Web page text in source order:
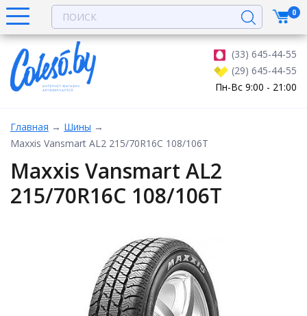
(33) 645-44-55
(29) 645-44-55
Пн-Вс 9:00 - 21:00
0
Главная → Шины →
Maxxis Vansmart AL2 215/70R16C 108/106T
Maxxis Vansmart AL2
215/70R16C 108/106T